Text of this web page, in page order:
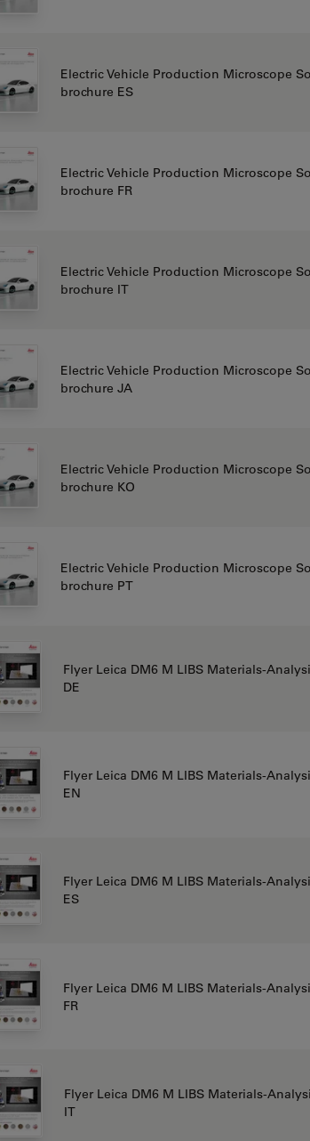
Electric Vehicle Production Microscope
brochure ES
Electric Vehicle Production Microscope
brochure FR
Electric Vehicle Production Microscope
brochure IT
Electric Vehicle Production Microscope
brochure JA
Electric Vehicle Production Microscope
brochure KO
Electric Vehicle Production Microscope
brochure PT
Flyer Leica DM6 M LIBS Materials-
DE
Flyer Leica DM6 M LIBS Materials-
EN
Flyer Leica DM6 M LIBS Materials-
ES
Flyer Leica DM6 M LIBS Materials-
FR
Flyer Leica DM6 M LIBS Materials-
IT